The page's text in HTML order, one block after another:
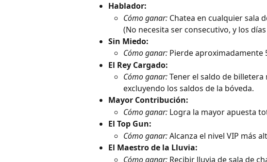
Hablador:
Cómo ganar: Chatea en cualquier sala
(No necesita ser consecutivo, y los
Sin Miedo:
Cómo ganar: Pierde aproximadamente
El Rey Cargado:
Cómo ganar: Tener el saldo de
excluyendo los saldos de la bóveda.
Mayor Contribución:
Cómo ganar: Logra la mayor apuesta
El Top Gun:
Cómo ganar: Alcanza el nivel VIP más
El Maestro de la Lluvia:
Cómo ganar: Recibir lluvia de sala de